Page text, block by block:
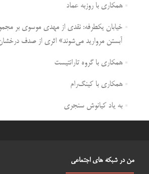
همکاری با روزبه عماد
خیابان یکطرفه: نقدی از مهدی موسوی بر
آبستن مروارید می‌شوند» اثری از صدف
همکاری با گروه تارانتیست
همکاری با کینگ‌رام
به یاد کیانوش سنجری
من در شبکه های اجتماعی